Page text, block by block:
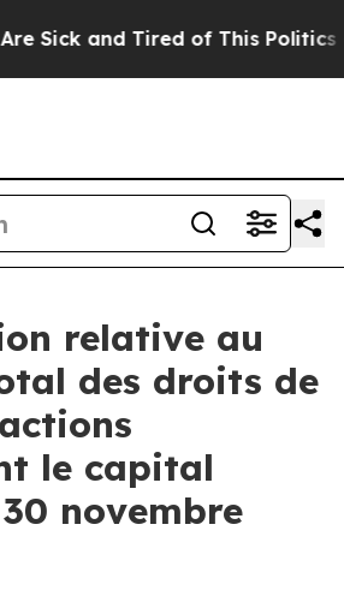
Sick and Tired of This Politics
relative au
des droits de
le capital
novembre